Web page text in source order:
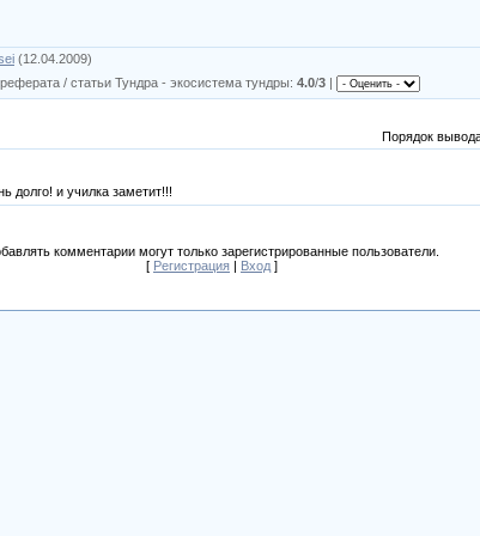
(12.04.2009)
реферата / статьи Тундра - экосистема тундры: 4.0/3 |
Порядок
долго! и училка заметит!!!
комментарии могут только зарегистрированные пользователи.
[ Регистрация | Вход ]